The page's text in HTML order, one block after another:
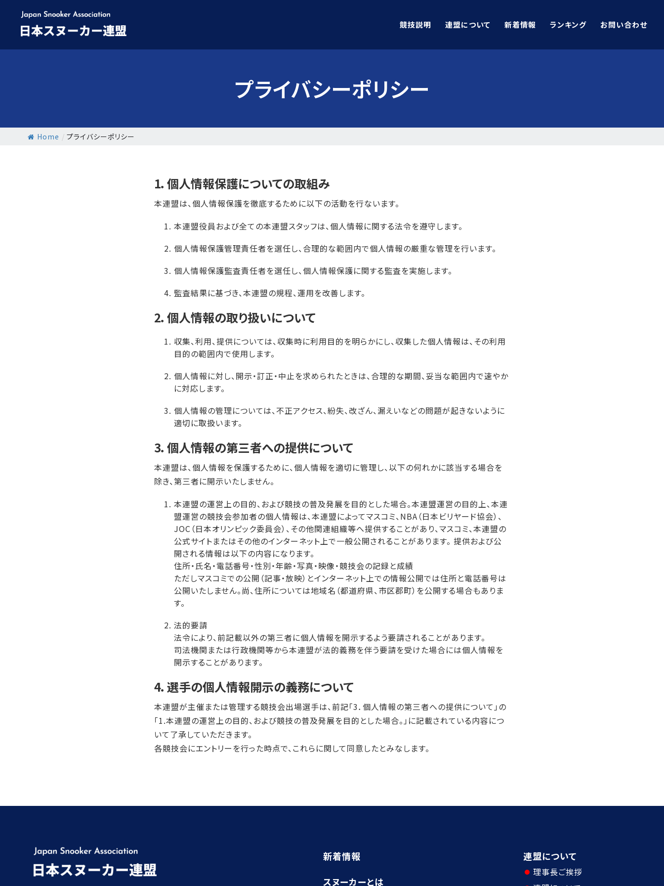
content
競技説明 連盟について 新着情報 ランキング お問い合わせ
プライバシーポリシー
Home / プライバシーポリシー
1．個人情報保護についての取組み
本連盟は、個人情報保護を徹底するために以下の活動を行ないます。
本連盟役員および全ての本連盟スタッフは、個人情報に関する法令を遵守します。
個人情報保護管理責任者を選任し、合理的な範囲内で個人情報の厳重な管理を行います。
個人情報保護監査責任者を選任し、個人情報保護に関する監査を実施します。
監査結果に基づき、本連盟の規程、運用を改善します。
2．個人情報の取り扱いについて
収集、利用、提供については、収集時に利用目的を明らかにし、収集した個人情報は、その利用
目的の範囲内で使用します。
個人情報に対し、開示・訂正・中止を求められたときは、合理的な期間、妥当な範囲内で速やか
に対応します。
個人情報の管理については、不正アクセス、紛失、改ざん、漏えいなどの問題が起きないように
適切に取扱います。
3．個人情報の第三者への提供について
本連盟は、個人情報を保護するために、個人情報を適切に管理し、以下の何れかに該当する場合を
除き、第三者に開示いたしません。
本連盟の運営上の目的、および競技の普及発展を目的とした場合。本連盟運営の目的上、本連
盟運営の競技会参加者の個人情報は、本連盟によってマスコミ、NBA（日本ビリヤード協会）、
JOC（日本オリンピック委員会）、その他関連組織等へ提供することがあり、マスコミ、本連盟の
公式サイトまたはその他のインターネット上で一般公開されることがあります。 提供および公
開される情報は以下の内容になります。
住所・氏名・電話番号・性別・年齢・写真・映像・競技会の記録と成績
ただしマスコミでの公開（記事・放映）とインターネット上での情報公開では住所と電話番号は
公開いたしません。尚、住所については地域名（都道府県、市区郡町）を公開する場合もありま
す。
法的要請
法令により、前記載以外の第三者に個人情報を開示するよう要請されることがあります。
司法機関または行政機関等から本連盟が法的義務を伴う要請を受けた場合には個人情報を
開示することがあります。
4．選手の個人情報開示の義務について
本連盟が主催または管理する競技会出場選手は、前記「3．個人情報の第三者への提供について」の
「1.本連盟の運営上の目的、および競技の普及発展を目的とした場合。」に記載されている内容につ
いて了承していただきます。
各競技会にエントリーを行った時点で、これらに関して同意したとみなします。
新着情報
スヌーカーとは
連盟について
理事長ご挨拶